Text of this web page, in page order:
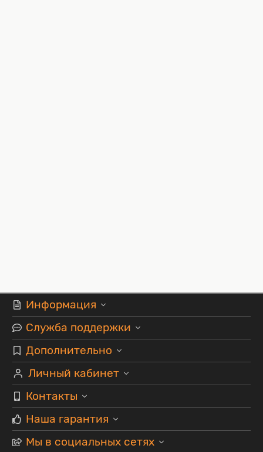
Информация
Служба поддержки
Дополнительно
Личный кабинет
Контакты
Наша гарантия
Мы в социальных сетях